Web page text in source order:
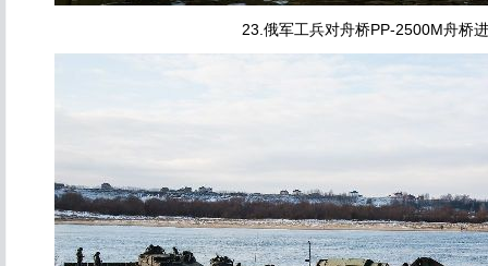
23.俄军工兵对舟桥PP-2500M舟桥